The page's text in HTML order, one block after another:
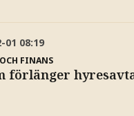
01 08:19
FINANS
förlänger